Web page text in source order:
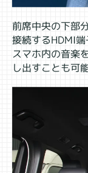
前席中央の下部
接続するHDMI端
スマホ内の音楽
し出すことも可